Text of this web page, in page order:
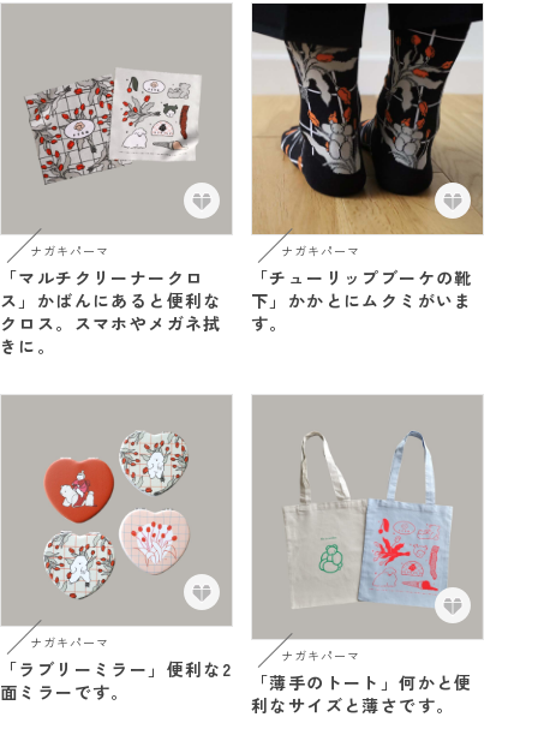
ナガキパーマ
「マルチクリーナークロ
ス」かばんにあると便利な
クロス。スマホやメガネ拭
きに。
ナガキパーマ
「チューリップブーケの靴
下」かかとにムクミがいま
す。
ナガキパーマ
「ラブリーミラー」便利な2
面ミラーです。
ナガキパーマ
「薄手のトート」何かと便
利なサイズと薄さです。